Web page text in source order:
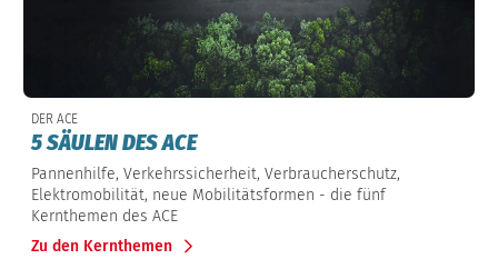
DER ACE
5 SÄULEN DES ACE
Pannenhilfe, Verkehrssicherheit, Verbraucherschutz,
Elektromobilität, neue Mobilitätsformen - die fünf
Kernthemen des ACE
Zu den Kernthemen